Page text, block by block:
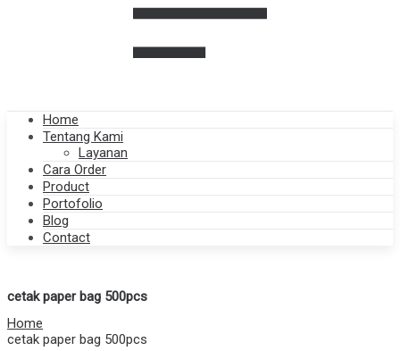
Home
Tentang Kami
Layanan
Cara Order
Product
Portofolio
Blog
Contact
cetak paper bag 500pcs
Home
cetak paper bag 500pcs